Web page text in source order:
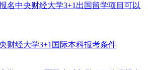
名中央财经大学3+1出国留学项目可以
财经大学3+1国际本科报考条件